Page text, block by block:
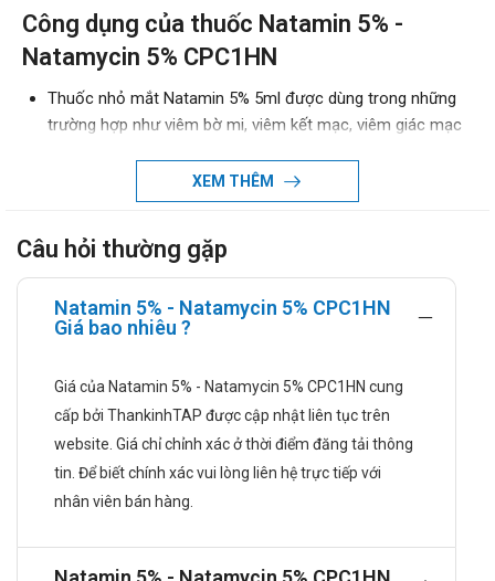
Công dụng của thuốc Natamin 5% -
Natamycin 5% CPC1HN
Thuốc nhỏ mắt Natamin 5% 5ml được dùng trong những
trường hợp như viêm bờ mi, viêm kết mạc, viêm giác mạc
giác mạc do Fusarium solani.
Liều dùng và cách dùng
Liều dùng:
nấm là nhỏ 1 giọt Natamin 5% vào túi cùng kết mạc,
thời gian nhỏ cách nhau 1 hoặc 2 giờ. Sau 3-4 ngày
giảm liều xuống còn 1 giọt, 6-8 lần/ ngày. Nên sử dụng
liên tục trong 14-21 ngày hoặc cho đến khi hết viêm
Trong trường hợp viêm bờ mi và viêm kết mạc do vi
Cách dùng
XEM THÊM
Câu hỏi thường gặp
Natamin 5% - Natamycin 5% CPC1HN
Giá bao nhiêu ?
Giá của Natamin 5% - Natamycin 5% CPC1HN cung
cấp bởi ThankinhTAP được cập nhật liên tục trên
website. Giá chỉ chỉnh xác ở thời điểm đăng tải thông
tin. Để biết chính xác vui lòng liên hệ trực tiếp với
nhân viên bán hàng.